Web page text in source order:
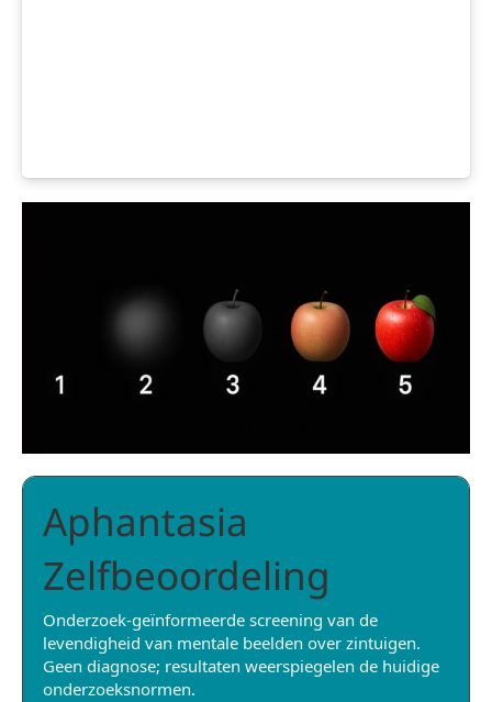
Aphantasia
Zelfbeoordeling
Onderzoek-geïnformeerde screening van de
levendigheid van mentale beelden over zintuigen.
Geen diagnose; resultaten weerspiegelen de huidige
onderzoeksnormen.